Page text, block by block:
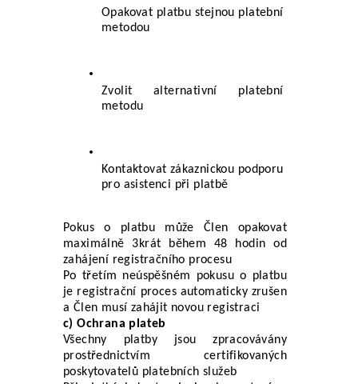
Opakovat platbu stejnou platební
metodou
Zvolit alternativní platební
metodu
Kontaktovat zákaznickou podporu
pro asistenci při platbě
Pokus o platbu může Člen opakovat
maximálně 3krát během 48 hodin od
zahájení registračního procesu
Po třetím neúspěšném pokusu o platbu
je registrační proces automaticky zrušen
a Člen musí zahájit novou registraci
c) Ochrana plateb
Všechny platby jsou zpracovávány
prostřednictvím certifikovaných
poskytovatelů platebních služeb